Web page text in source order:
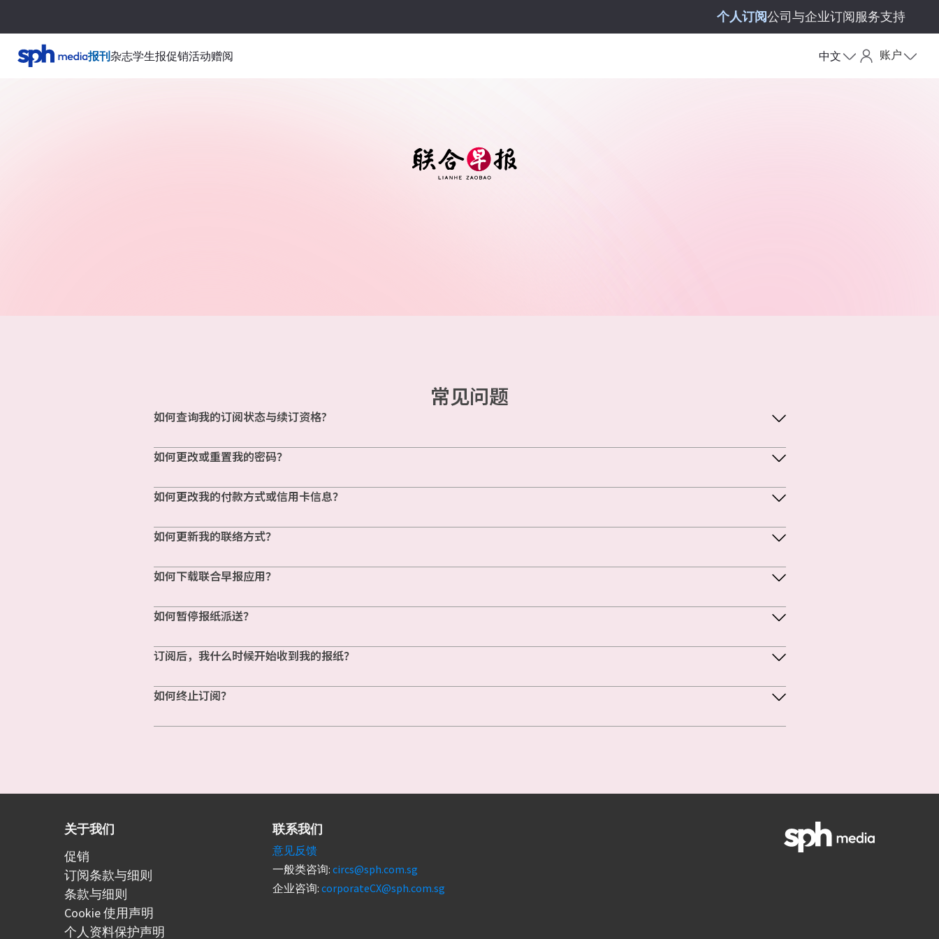
个人订阅公司与企业订阅服务支持
报刊杂志学生报促销活动赠阅 中文 账户
常见问题
如何查询我的订阅状态与续订资格?
如何更改或重置我的密码？
如何更改我的付款方式或信用卡信息？
如何更新我的联络方式？
如何下载联合早报应用？
如何暂停报纸派送？
订阅后，我什么时候开始收到我的报纸？
如何终止订阅？
关于我们
促销
订阅条款与细则
条款与细则
Cookie 使用声明
个人资料保护声明
联系我们
意见反馈
一般类咨询: circs@sph.com.sg
企业咨询: corporateCX@sph.com.sg